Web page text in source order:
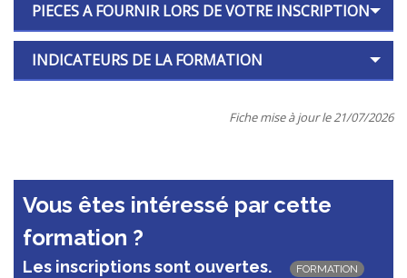
PIECES A FOURNIR LORS DE VOTRE INSCRIPTION
INDICATEURS DE LA FORMATION
Fiche mise à jour le 21/07/2026
Vous êtes intéressé par cette
formation ?
Les inscriptions sont ouvertes. FORMATION